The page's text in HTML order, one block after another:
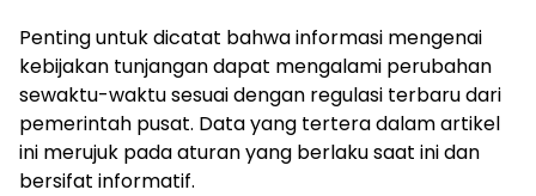
Penting untuk dicatat bahwa informasi mengenai
kebijakan tunjangan dapat mengalami perubahan
sewaktu-waktu sesuai dengan regulasi terbaru dari
pemerintah pusat. Data yang tertera dalam artikel
ini merujuk pada aturan yang berlaku saat ini dan
bersifat informatif.